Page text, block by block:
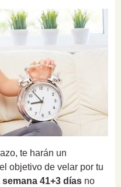
te harán un
objetivo de velar por tu
semana 41+3 días no